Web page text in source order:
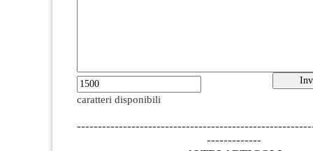
caratteri disponibili
-------------